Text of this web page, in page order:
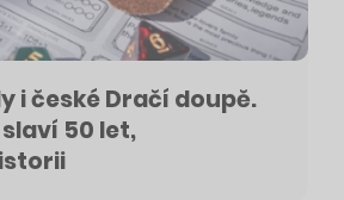
i české Dračí doupě.
50 let,